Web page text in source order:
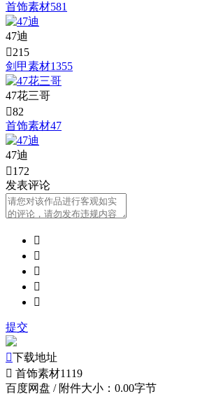
首饰素材581
47迪
215
剑甲素材1355
47花三哥
82
首饰素材47
47迪
172
发表评论





提交
下载地址
 首饰素材1119
百度网盘 /附件大小：0.00字节